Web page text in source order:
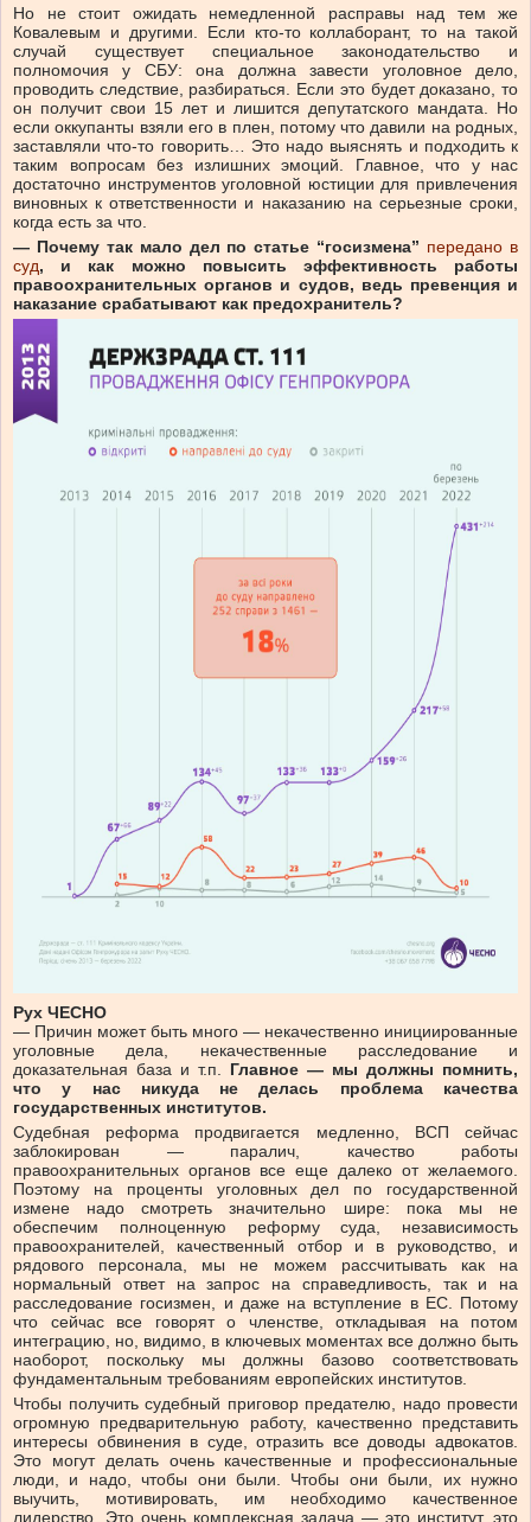
Но не стоит ожидать немедленной расправы над тем же
Ковалевым и другими. Если кто-то коллаборант, то на такой
случай существует специальное законодательство и
полномочия у СБУ: она должна завести уголовное дело,
проводить следствие, разбираться. Если это будет доказано, то
он получит свои 15 лет и лишится депутатского мандата. Но
если оккупанты взяли его в плен, потому что давили на родных,
заставляли что-то говорить… Это надо выяснять и подходить к
таким вопросам без излишних эмоций. Главное, что у нас
достаточно инструментов уголовной юстиции для привлечения
виновных к ответственности и наказанию на серьезные сроки,
когда есть за что.
— Почему так мало дел по статье “госизмена” передано в
суд, и как можно повысить эффективность работы
правоохранительных органов и судов, ведь превенция и
наказание срабатывают как предохранитель?
Рух ЧЕСНО
— Причин может быть много — некачественно инициированные
уголовные дела, некачественные расследование и
доказательная база и т.п. Главное — мы должны помнить,
что у нас никуда не делась проблема качества
государственных институтов.
Судебная реформа продвигается медленно, ВСП сейчас
заблокирован — паралич, качество работы
правоохранительных органов все еще далеко от желаемого.
Поэтому на проценты уголовных дел по государственной
измене надо смотреть значительно шире: пока мы не
обеспечим полноценную реформу суда, независимость
правоохранителей, качественный отбор и в руководство, и
рядового персонала, мы не можем рассчитывать как на
нормальный ответ на запрос на справедливость, так и на
расследование госизмен, и даже на вступление в ЕС. Потому
что сейчас все говорят о членстве, откладывая на потом
интеграцию, но, видимо, в ключевых моментах все должно быть
наоборот, поскольку мы должны базово соответствовать
фундаментальным требованиям европейских институтов.
Чтобы получить судебный приговор предателю, надо провести
огромную предварительную работу, качественно представить
интересы обвинения в суде, отразить все доводы адвокатов.
Это могут делать очень качественные и профессиональные
люди, и надо, чтобы они были. Чтобы они были, их нужно
выучить, мотивировать, им необходимо качественное
лидерство. Это очень комплексная задача — это институт, это